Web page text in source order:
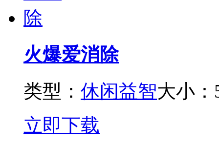
火爆爱消除
类型： 休闲益智大小：
立即下载